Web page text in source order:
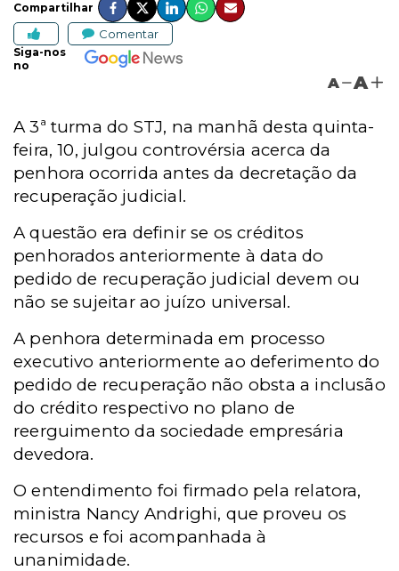
Compartilhar
Comentar
Siga-nos
no
A A
A 3ª turma do STJ, na manhã desta quinta-
feira, 10, julgou controvérsia acerca da
penhora ocorrida antes da decretação da
recuperação judicial.
A questão era definir se os créditos
penhorados anteriormente à data do
pedido de recuperação judicial devem ou
não se sujeitar ao juízo universal.
A penhora determinada em processo
executivo anteriormente ao deferimento do
pedido de recuperação não obsta a inclusão
do crédito respectivo no plano de
reerguimento da sociedade empresária
devedora.
O entendimento foi firmado pela relatora,
ministra Nancy Andrighi, que proveu os
recursos e foi acompanhada à
unanimidade.